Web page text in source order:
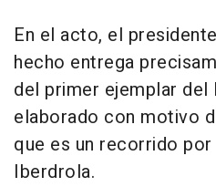
En el acto, el
hecho entrega
del primer ejemplar del
elaborado con motivo
que es un recorrido
Iberdrola.